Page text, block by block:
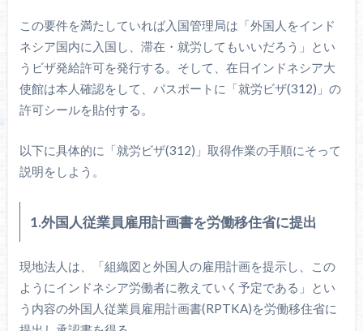
この要件を満たしていれば入国管理局は「外国人をインド
ネシア国内に入国し、滞在・就労してもいいだろう」とい
うビザ発給許可を発行する。そして、在日インドネシア大
使館は本人確認をして、パスポートに「就労ビザ(312)」の
許可シールを貼付する。
以下に具体的に「就労ビザ(312)」取得作業の手順にそって
説明をしよう。
1.外国人従業員雇用計画書を労働移住省に提出
現地法人は、「組織図と外国人の雇用計画を提示し、この
ようにインドネシア労働者に教えていく予定である」とい
う内容の外国人従業員雇用計画書(RPTKA)を労働移住省に